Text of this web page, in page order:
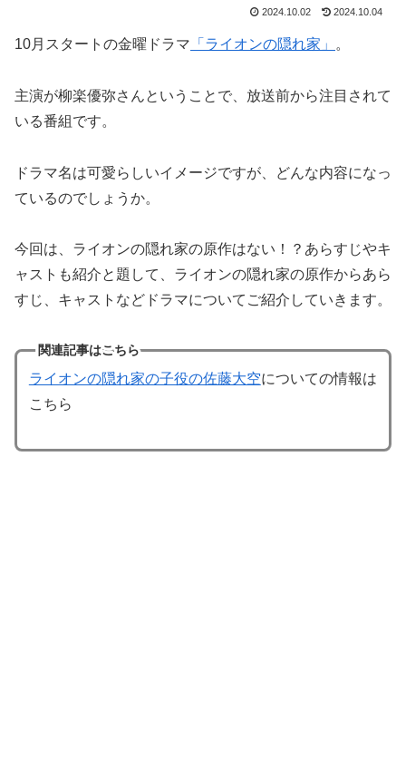
2024.10.02 2024.10.04
10月スタートの金曜ドラマ 「ライオンの隠れ家」 。
主演が柳楽優弥さんということで、放送前から注目されて
いる番組です。
ドラマ名は可愛らしいイメージですが、どんな内容になっ
ているのでしょうか。
今回は、ライオンの隠れ家の原作はない！？あらすじやキ
ャストも紹介と題して、ライオンの隠れ家の原作からあら
すじ、キャストなどドラマについてご紹介していきます。
関連記事はこちら
ライオンの隠れ家の子役の佐藤大空についての情報は
こちら